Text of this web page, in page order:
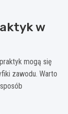
w
mogą się
zawodu. Warto